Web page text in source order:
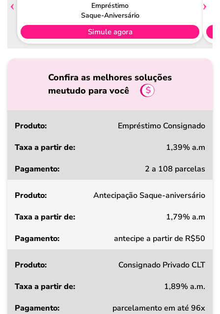
Empréstimo
Saque-Aniversário
Simule agora
Confira as melhores soluções
meutudo para você
Produto
a
de
Pagamento
Empréstimo Consignado
1,39% a.m
2 a 108 parcelas
Antecipação Saque-aniversário
1,79% a.m
antecipe a partir de R$50
Consignado Privado CLT
1,89% a.m.
parcelamento em até 96x